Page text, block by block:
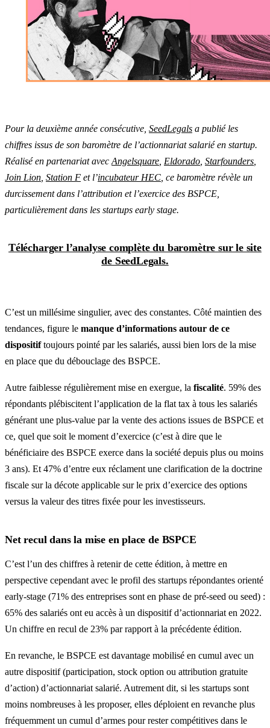
Pour la deuxième année consécutive, SeedLegals a publié les
chiffres issus de son baromètre de l’actionnariat salarié en startup.
Réalisé en partenariat avec Angelsquare Eldorado Starfounders
Join Lion Station F et l’incubateur HEC , ce baromètre révèle un
durcissement dans l’attribution et l’exercice des BSPCE,
particulièrement dans les startups early stage.
Télécharger l’analyse complète du baromètre sur le site
de SeedLegals.
C’est un millésime singulier, avec des constantes. Côté maintien des
tendances, figure le manque d’informations autour de ce
dispositiftoujours pointé par les salariés, aussi bien lors de la mise
en place que du débouclage des BSPCE.
Autre faiblesse régulièrement mise en exergue, la fiscalité. 59% des
répondants plébiscitent l’application de la flat tax à tous les salariés
générant une plus-value par la vente des actions issues de BSPCE et
ce, quel que soit le moment d’exercice (c’est à dire que le
bénéficiaire des BSPCE exerce dans la société depuis plus ou moins
3 ans). Et 47% d’entre eux réclament une clarification de la doctrine
fiscale sur la décote applicable sur le prix d’exercice des options
versus la valeur des titres fixée pour les investisseurs.
Net recul dans la mise en place de BSPCE
C’est l’un des chiffres à retenir de cette édition, à mettre en
perspective cependant avec le profil des startups répondantes orienté
early-stage (71% des entreprises sont en phase de pré-seed ou seed) :
65% des salariés ont eu accès à un dispositif d’actionnariat en 2022.
Un chiffre en recul de 23% par rapport à la précédente édition.
En revanche, le BSPCE est davantage mobilisé en cumul avec un
autre dispositif (participation, stock option ou attribution gratuite
d’action) d’actionnariat salarié. Autrement dit, si les startups sont
moins nombreuses à les proposer, elles déploient en revanche plus
fréquemment un cumul d’armes pour rester compétitives dans le